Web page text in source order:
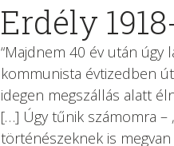
Erdély
“Majdnem ​40 év után
kommunista évtizedben
idegen megszállás alatt
[…] Úgy tűnik számomra –
történészeknek is